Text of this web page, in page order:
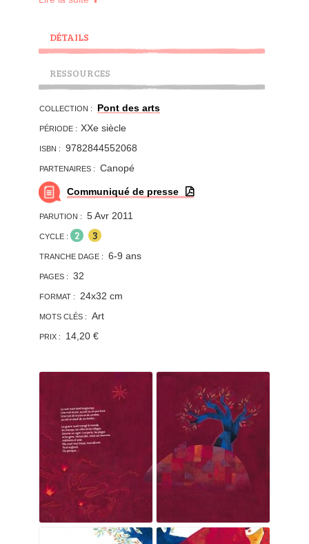
idéal qui correspondrait aux envies et aux
espoirs de chacun, un vaisseau messager de
la paix et de la solidarité. La conception est
confiée à lʼimagination débordante des plus
cahiers pour faire une construction grandeur
nature. Leur vaisseau blanc reprend la forme
des couleurs des vitraux. Le texte poétique et
les superbes illustrations sʼharmonisent. Nous
suivons la construction du vaisseau en nous
laissant littéralement porter par les doux
visages et les magnifiques couleurs
dʼAnja Klauss.
Découverte de Le Corbusier : la
DÉTAILS
RESSOURCES
COLLECTION : Pont des arts
PÉRIODE : XXe siècle
ISBN : 9782844552068
PARTENAIRES : Canopé
Communiqué de presse
PARUTION : 5 Avr 2011
CYCLE : 2 3
TRANCHE DAGE : 6-9 ans
PAGES : 32
FORMAT : 24x32 cm
MOTS CLÉS : Art
PRIX : 14,20 €